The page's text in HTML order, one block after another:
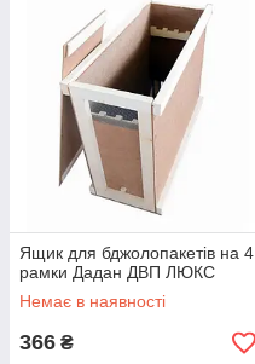
Ящик для бджолопакетів на 4
рамки Дадан ДВП ЛЮКС
Немає в наявності
366 ₴